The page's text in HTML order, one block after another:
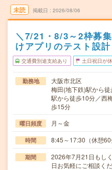
未読 掲載日 2026/08/06
＼7/21・8/3～2枠募
けアプリのテスト設
交通費別途支給あり 土日祝日が
勤務地
大阪市北区
梅田(地下鉄)駅から
駅から徒歩10分／西
歩15分
曜日頻度 月～金
時間 8:45～17:30（休憩60
期間
2026年7月21日もし
日お気軽にご相談く